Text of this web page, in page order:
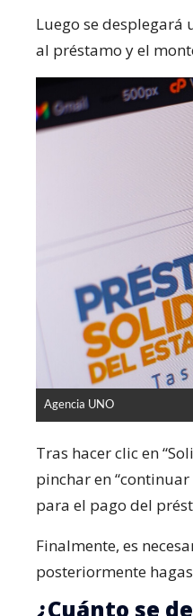
Luego se
al préstamo y el
Agencia UNO
Tras hacer clic en
pinchar en
para el pago del
Finalmente, es
posteriormente
¿Cuánto se